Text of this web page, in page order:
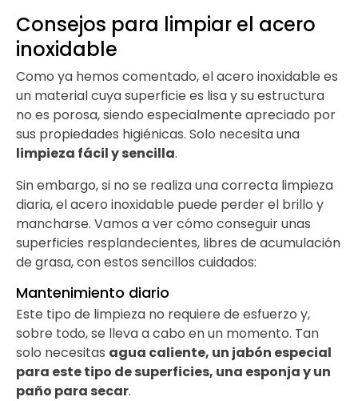
Consejos para limpiar el acero
inoxidable
Como ya hemos comentado, el acero inoxidable es
un material cuya superficie es lisa y su estructura
no es porosa, siendo especialmente apreciado por
sus propiedades higiénicas. Solo necesita una
limpieza fácil y sencilla.
Sin embargo, si no se realiza una correcta limpieza
diaria, el acero inoxidable puede perder el brillo y
mancharse. Vamos a ver cómo conseguir unas
superficies resplandecientes, libres de acumulación
de grasa, con estos sencillos cuidados:
Mantenimiento diario
Este tipo de limpieza no requiere de esfuerzo y,
sobre todo, se lleva a cabo en un momento. Tan
solo necesitas agua caliente, un jabón especial
para este tipo de superficies, una esponja y un
paño para secar.